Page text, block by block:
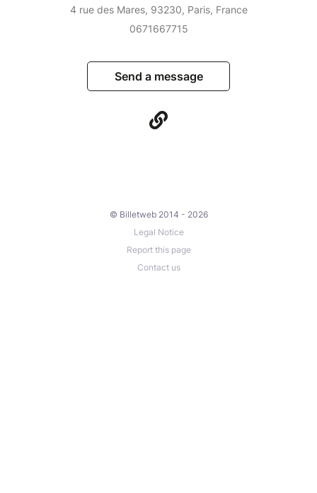
4 rue des Mares, 93230, Paris, France
0671667715
Send a message
© Billetweb 2014 - 2026
Legal Notice
Report this page
Contact us